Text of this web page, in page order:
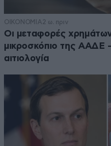
ΟΙΚΟΝΟΜΙΑ 2 ω. πριν
Οι μεταφορές
μικροσκόπιο της ΑΑΔΕ –
αιτιολογία